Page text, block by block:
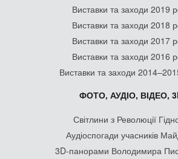
Виставки та заходи 2019
Виставки та заходи 2018
Виставки та заходи 2017
Виставки та заходи 2016
Виставки та заходи
ФОТО, АУДІО, ВІДЕО,
Світлини з Революції
Аудіоспогади учасників
3D-панорами Володимира